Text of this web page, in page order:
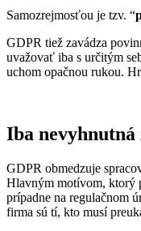
Samozrejmosťou je tzv. “
GDPR tiež zavádza
uvažovať iba s určitým
uchom opačnou rukou.
Iba nevyhnutná
GDPR obmedzuje
Hlavným motívom, ktorý
prípadne na regulačnom
firma sú tí, kto musí